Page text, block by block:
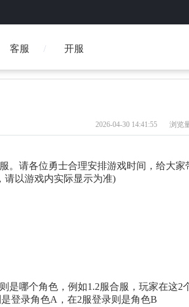
客服 开服
2026-04-30 14:41:55 浏览
。请各位勇士合理安排游戏时间，给大家
请以游戏内实际显示为准)
是哪个角色，例如1.2服合服，玩家在这2
登录角色A，在2服登录则是角色B